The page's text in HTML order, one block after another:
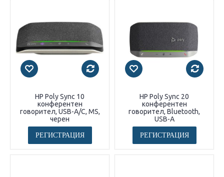
HP Poly Sync 10
конферентен
говорител, USB-A/C, MS,
черен
РЕГИСТРАЦИЯ
HP Poly Sync 20
конферентен
говорител, Bluetooth,
USB-A
РЕГИСТРАЦИЯ